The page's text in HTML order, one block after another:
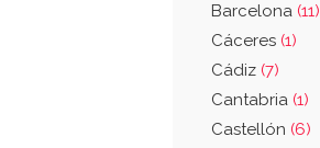
Barcelona (11)
Cáceres (1)
Cádiz (7)
Cantabria (1)
Castellón (6)